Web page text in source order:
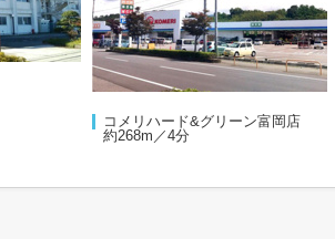
コメリハード&グリーン富岡店
約268m／4分